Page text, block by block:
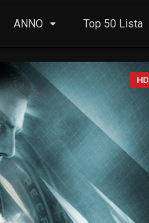
ANNO Top 50 Lista
HD